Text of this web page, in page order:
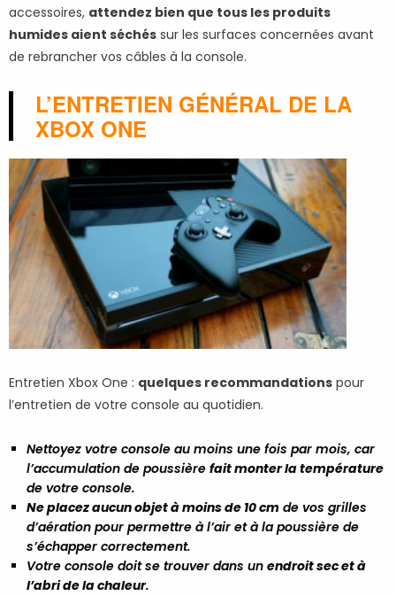
accessoires, attendez bien que tous les produits
humides aient séchés sur les surfaces concernées avant
de rebrancher vos câbles à la console.
L’ENTRETIEN GÉNÉRAL DE LA
XBOX ONE
Entretien Xbox One : quelques recommandations pour
l’entretien de votre console au quotidien.
Nettoyez votre console au moins une fois par mois, car
l’accumulation de poussière fait monter la température
de votre console.
Ne placez aucun objet à moins de 10 cm de vos grilles
d’aération pour permettre à l’air et à la poussière de
s’échapper correctement.
Votre console doit se trouver dans un endroit sec et à
l’abri de la chaleur.